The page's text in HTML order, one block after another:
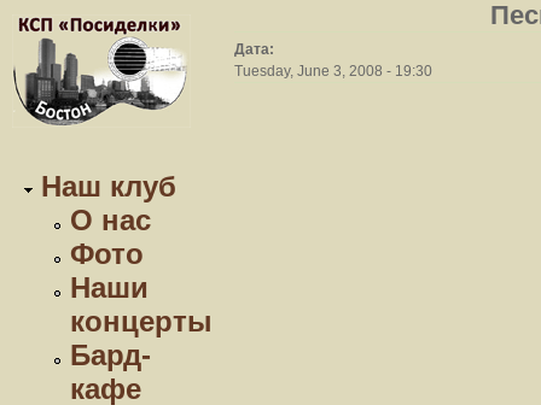
Наш клуб
О нас
Фото
Наши
концерты
Бард-
кафе
Дата:
Tuesday, June 3, 2008 - 19:30